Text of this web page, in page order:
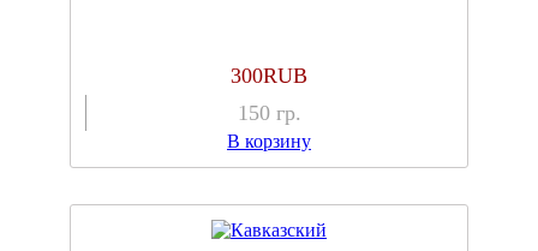
300RUB
150 гр.
В корзину